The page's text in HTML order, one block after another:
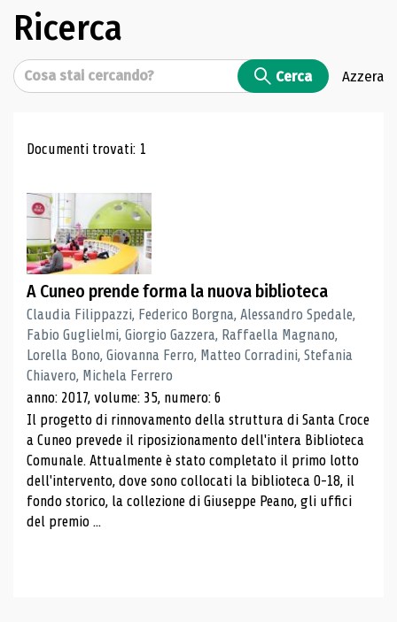
Ricerca
Cerca Cerca Azzera
Risultati di ricerca
Documenti trovati: 1
A Cuneo prende forma la nuova biblioteca
Claudia Filippazzi, Federico Borgna, Alessandro Spedale,
Fabio Guglielmi, Giorgio Gazzera, Raffaella Magnano,
Lorella Bono, Giovanna Ferro, Matteo Corradini, Stefania
Chiavero, Michela Ferrero
anno: 2017, volume: 35, numero: 6
Il progetto di rinnovamento della struttura di Santa Croce
a Cuneo prevede il riposizionamento dell'intera Biblioteca
Comunale. Attualmente è stato completato il primo lotto
dell'intervento, dove sono collocati la biblioteca 0-18, il
fondo storico, la collezione di Giuseppe Peano, gli uffici
del premio ...